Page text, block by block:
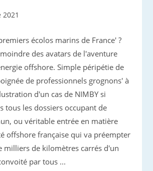
écolos marins de France' ?
des avatars de l'aventure
offshore. Simple péripétie de
de professionnels grognons' à
d'un cas de NIMBY si
tous les dossiers occupant de
ou véritable entrée en matière
offshore française qui va préempter
milliers de kilomètres carrés d'un
par tous ...